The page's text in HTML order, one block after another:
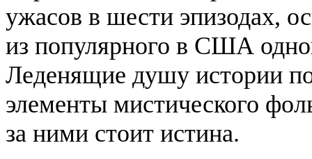
ужасов в шести эпизодах,
из популярного в США
Леденящие душу истории
элементы мистического
за ними стоит истина.